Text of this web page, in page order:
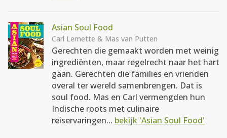
Asian Soul Food
Carl Lemette & Mas van Putten
Gerechten die gemaakt worden met weinig
ingrediënten, maar regelrecht naar het hart
gaan. Gerechten die families en vrienden
overal ter wereld samenbrengen. Dat is
soul food. Mas en Carl vermengden hun
Indische roots met culinaire
reiservaringen... bekijk 'Asian Soul Food'